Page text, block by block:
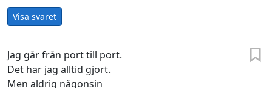
Visa svaret
Jag går från port till port.
Det har jag alltid gjort.
Men aldrig någonsin